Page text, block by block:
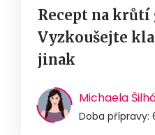
Recept na krůtí
Vyzkoušejte
jinak
Michaela
Doba přípravy: